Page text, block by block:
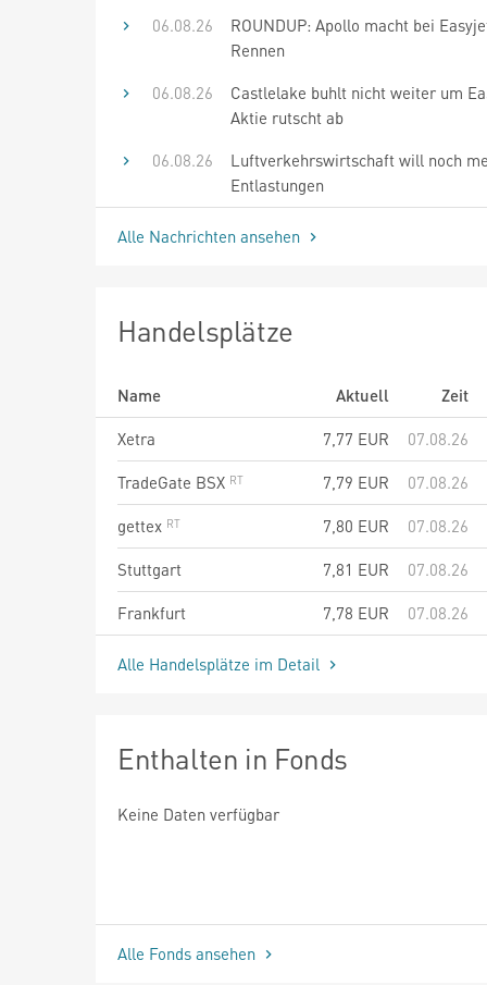
06.08.26
ROUNDUP: Apollo macht bei
Rennen
06.08.26
Castlelake buhlt nicht weiter um
Aktie rutscht ab
06.08.26
Luftverkehrswirtschaft will noch
Entlastungen
Alle Nachrichten ansehen
Handelsplätze
Name Aktuell
Zeit
Xetra
7,77 EUR
07.08.26
TradeGate BSX
7,79 EUR
07.08.26
gettex
7,80 EUR
07.08.26
Stuttgart
7,81 EUR
07.08.26
Frankfurt
7,78 EUR 07.08.26
Alle Handelsplätze im Detail
Enthalten in Fonds
Keine Daten verfügbar
Alle Fonds ansehen